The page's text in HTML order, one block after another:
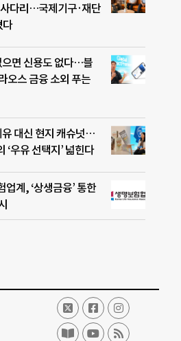
다리…국제기구·재단
다
으면 신용도 없다…블
오스 금융 소외 푸는
유 대신 현지 캐슈넛…
‘우유 선택지’ 넓힌다
업계, ‘상생금융’ 통한